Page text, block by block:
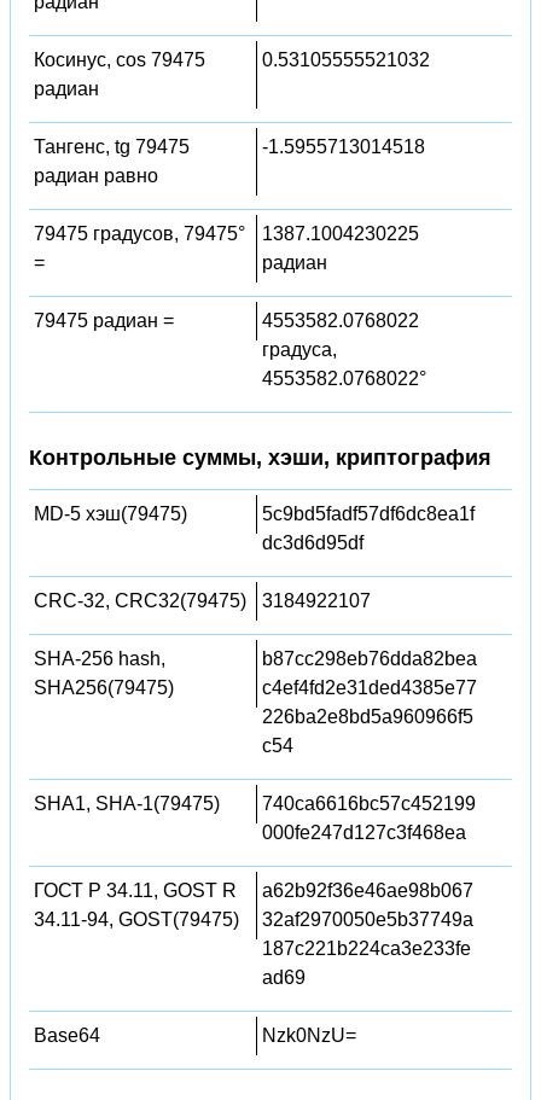
Косинус, cos 79475
радиан
0.53105555521032
Тангенс, tg 79475
радиан равно
-1.5955713014518
79475 градусов, 79475°
=
1387.1004230225
радиан
79475 радиан =
4553582.0768022
градуса,
4553582.0768022°
Контрольные суммы, хэши, криптография
MD-5 хэш(79475)
5c9bd5fadf57df6dc8ea1f
dc3d6d95df
CRC-32, CRC32(79475) 3184922107
SHA-256 hash,
SHA256(79475)
b87cc298eb76dda82bea
c4ef4fd2e31ded4385e77
226ba2e8bd5a960966f5
c54
SHA1, SHA-1(79475)
740ca6616bc57c452199
000fe247d127c3f468ea
ГОСТ Р 34.11, GOST R
34.11-94, GOST(79475)
a62b92f36e46ae98b067
32af2970050e5b37749a
187c221b224ca3e233fe
ad69
Base64 Nzk0NzU=